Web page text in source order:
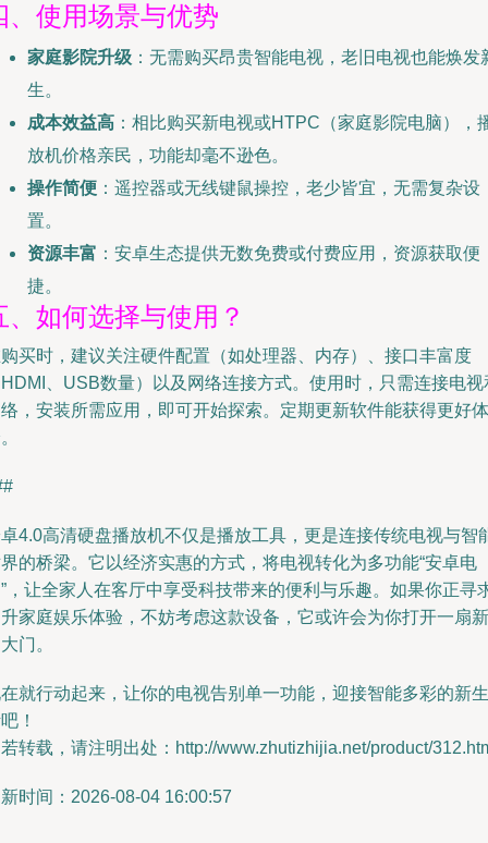
、使用场景与优势
家庭影院升级 ：无需购买昂贵智能电视，老旧电视也能焕发
生。
成本效益高 ：相比购买新电视或HTPC（家庭影院电脑），
放机价格亲民，功能却毫不逊色。
操作简便 ：遥控器或无线键鼠操控，老少皆宜，无需复杂设
置。
资源丰富 ：安卓生态提供无数免费或付费应用，资源获取便
捷。
、如何选择与使用？
买时，建议关注硬件配置（如处理器、内存）、接口丰富度
、USB数量）以及网络连接方式。使用时，只需连接电视
，安装所需应用，即可开始探索。定期更新软件能获得更好体
4.0高清硬盘播放机不仅是播放工具，更是连接传统电视与智
的桥梁。它以经济实惠的方式，将电视转化为多功能“安卓电
，让全家人在客厅中享受科技带来的便利与乐趣。如果你正寻
家庭娱乐体验，不妨考虑这款设备，它或许会为你打开一扇新
门。
就行动起来，让你的电视告别单一功能，迎接智能多彩的新生
！
转载，请注明出处：http://www.zhutizhijia.net/product/
时间：2026-08-04 16:00:57